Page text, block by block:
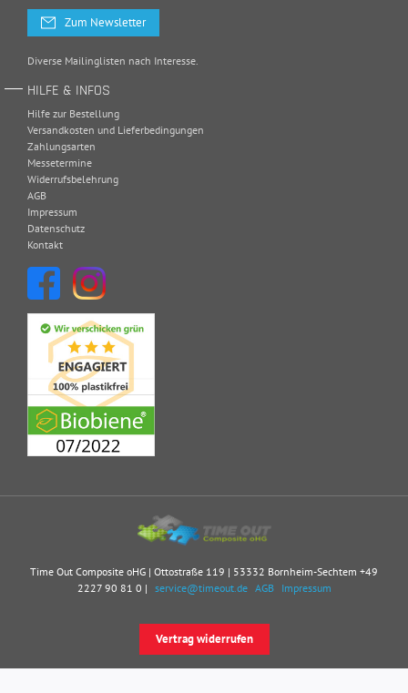
Zum Newsletter
Diverse Mailinglisten nach Interesse.
HILFE & INFOS
Hilfe zur Bestellung
Versandkosten und Lieferbedingungen
Zahlungsarten
Messetermine
Widerrufsbelehrung
AGB
Impressum
Datenschutz
Kontakt
Time Out Composite oHG | Ottostraße 119 | 53332 Bornheim-Sechtem +49
2227 90 81 0 | service@timeout.de AGB Impressum
Vertrag widerrufen